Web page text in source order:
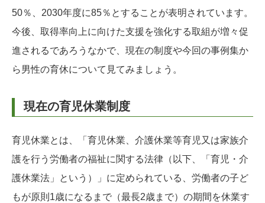
50％、2030年度に85％とすることが表明されています。
今後、取得率向上に向けた支援を強化する取組が増々促
進されるであろうなかで、現在の制度や今回の事例集か
ら男性の育休について見てみましょう。
現在の育児休業制度
育児休業とは、「育児休業、介護休業等育児又は家族介
護を行う労働者の福祉に関する法律（以下、「育児・介
護休業法」という）」に定められている、労働者の子ど
もが原則1歳になるまで（最長2歳まで）の期間を休業す